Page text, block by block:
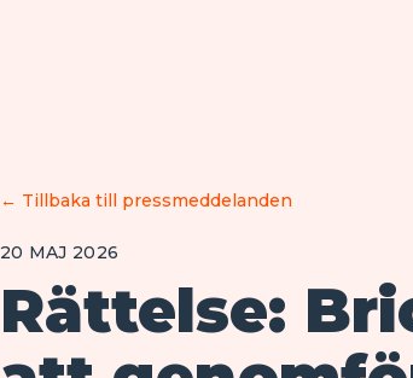
← Tillbaka till pressmeddelanden
20 MAJ 2026
Rättelse: